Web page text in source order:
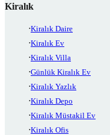
Kiralık
Kiralık Daire
Kiralık Ev
Kiralık Villa
Günlük Kiralık Ev
Kiralık Yazlık
Kiralık Depo
Kiralık Müstakil Ev
Kiralık Ofis